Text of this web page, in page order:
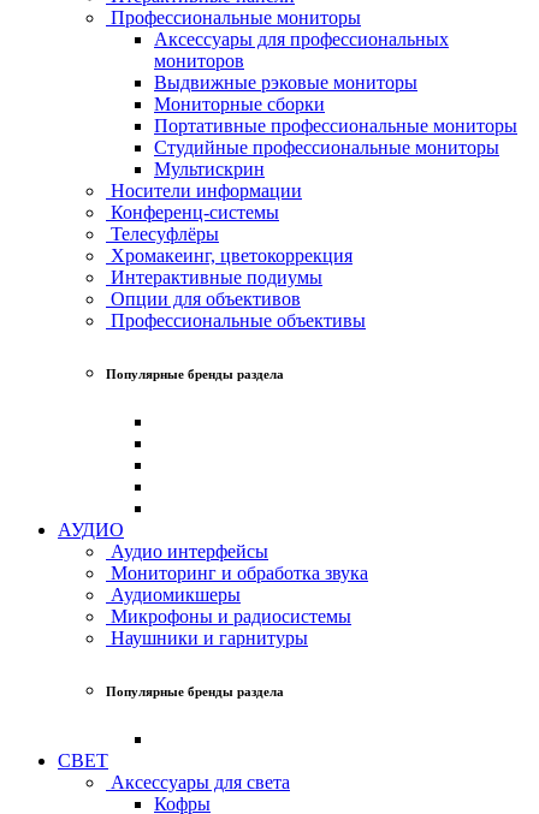
Профессиональные мониторы
Аксессуары для профессиональных
мониторов
Выдвижные рэковые мониторы
Мониторные сборки
Портативные профессиональные мониторы
Студийные профессиональные мониторы
Мультискрин
Носители информации
Конференц-системы
Телесуфлёры
Хромакеинг, цветокоррекция
Интерактивные подиумы
Опции для объективов
Профессиональные объективы
Популярные бренды раздела
АУДИО
Аудио интерфейсы
Мониторинг и обработка звука
Аудиомикшеры
Микрофоны и радиосистемы
Наушники и гарнитуры
Популярные бренды раздела
СВЕТ
Аксессуары для света
Кофры